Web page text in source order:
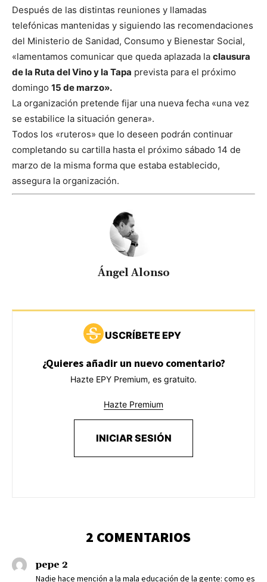
Después de las distintas reuniones y llamadas
telefónicas mantenidas y siguiendo las recomendaciones
del Ministerio de Sanidad, Consumo y Bienestar Social,
«lamentamos comunicar que queda aplazada la clausura
de la Ruta del Vino y la Tapa prevista para el próximo
domingo 15 de marzo».
La organización pretende fijar una nueva fecha «una vez
se estabilice la situación genera».
Todos los «ruteros» que lo deseen podrán continuar
completando su cartilla hasta el próximo sábado 14 de
marzo de la misma forma que estaba establecido,
assegura la organización.
Ángel Alonso
USCRÍBETE EPY
¿Quieres añadir un nuevo comentario?
Hazte EPY Premium, es gratuito.
Hazte Premium
INICIAR SESIÓN
2 COMENTARIOS
pepe 2
Nadie hace mención a la mala educación de la gente: como es